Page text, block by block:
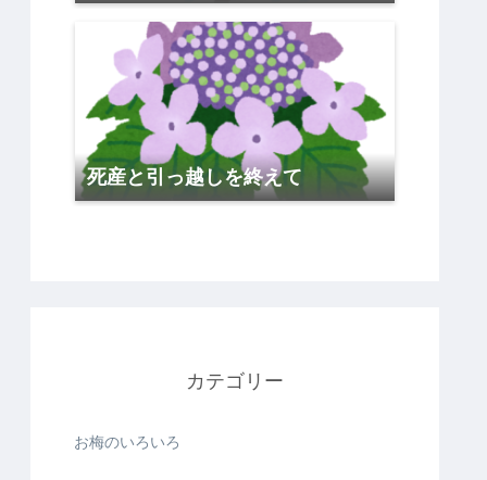
死産と引っ越しを終えて
カテゴリー
お梅のいろいろ